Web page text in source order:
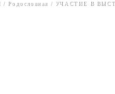
/ Родословная / УЧАСТИЕ В